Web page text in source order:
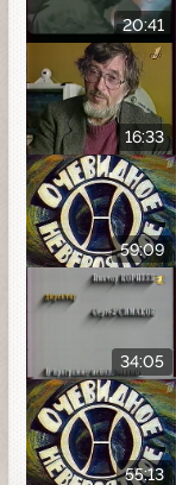
20:41
16:33
59:09
34:05
55:13